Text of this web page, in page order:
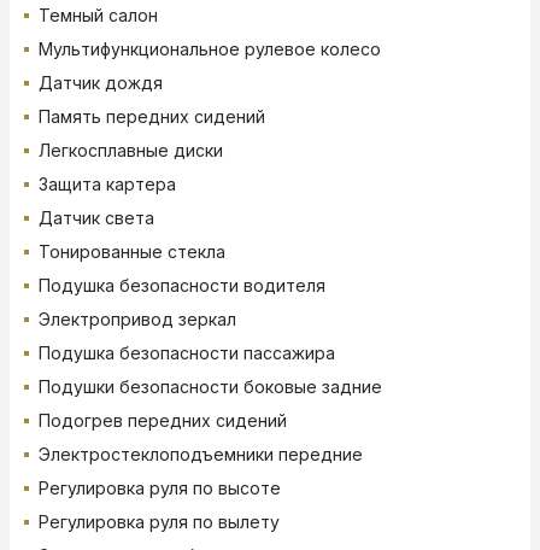
Темный салон
Мультифункциональное рулевое колесо
Датчик дождя
Память передних сидений
Легкосплавные диски
Защита картера
Датчик света
Тонированные стекла
Подушка безопасности водителя
Электропривод зеркал
Подушка безопасности пассажира
Подушки безопасности боковые задние
Подогрев передних сидений
Электростеклоподъемники передние
Регулировка руля по высоте
Регулировка руля по вылету